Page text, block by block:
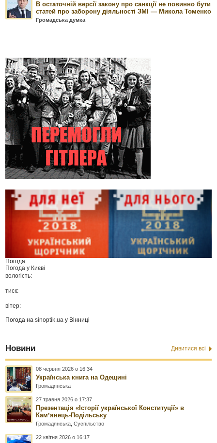
В остаточній версії закону про санкції не повинно бути
статей про заборону діяльності ЗМІ — Микола Томенко
Громадська думка
Погода
Погода у Києві
вологість:
тиск:
вітер:
Погода наsinoptik.ua у Вінниці
Новини Дивитися всі
08 червня 2026 о 16:34
Українська книга на Одещині
Громадянська
27 травня 2026 о 17:37
Презентація «Історії української Конституції» в
Камʼянець-Подільську
Громадянська ,Суспільство
22 квітня 2026 о 16:17